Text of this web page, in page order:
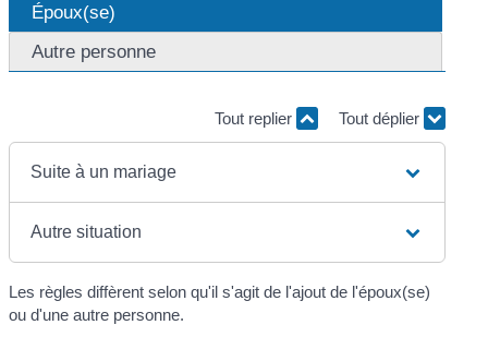
Époux(se)
Autre personne
Tout replier Tout déplier
Suite à un mariage
Autre situation
Les règles diffèrent selon qu'il s'agit de l'ajout de l'époux(se)
ou d'une autre personne.